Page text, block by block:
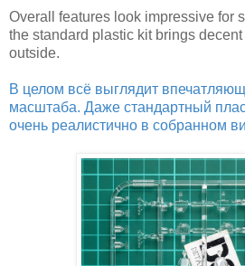
Overall features look impressive for
the standard plastic kit brings
outside.
В целом всё выглядит
масштаба. Даже стандартный
очень реалистично в собранном